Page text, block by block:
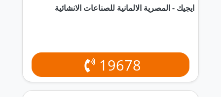
ايجيك - المصرية الالمانية للصناعات الانشائية
19678